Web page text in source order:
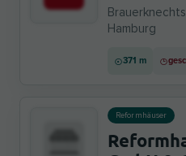
Hamburg
371 m
Reformhäuser